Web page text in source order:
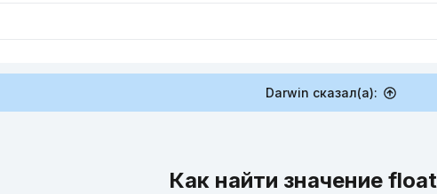
Darwin сказал(а):
Как найти значение